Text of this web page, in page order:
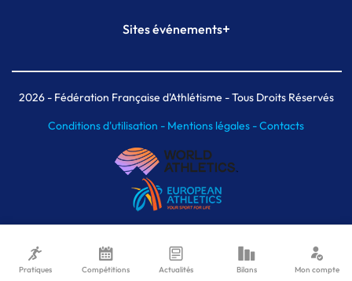
Plateforme Formation
Sites événements+
Meeting de Paris indoor
MAIF Ekiden de Paris
2026- Fédération Française d'Athlétisme - Tous Droits Réservés
Conditions d'utilisation - Mentions légales -Contacts
Pratiques Compétitions Actualités Bilans Mon compte